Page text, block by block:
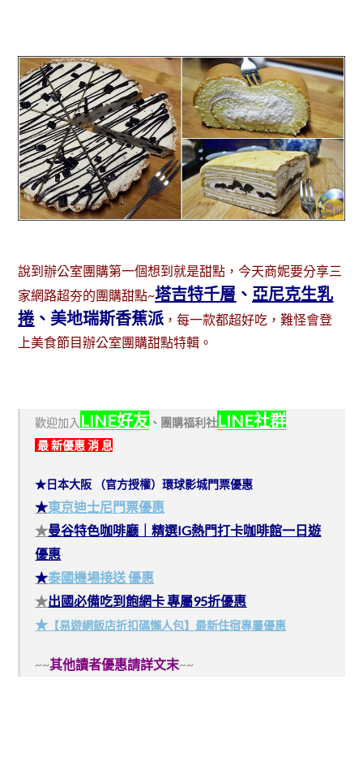
說到辦公室團購第一個想到就是甜點，今天商妮要分享三
家網路超夯的團購甜點~塔吉特千層 、 亞尼克生乳
捲、美地瑞斯香蕉派 ，每一款都超好吃，難怪會登
上美食節目辦公室團購甜點特輯。
歡迎加入 LINE好友 、 團購福利社LINE社群
最 新優惠 消 息
★日本大阪 （官方授權）環球影城門票優惠
★東京迪士尼門票優惠
★曼谷特色咖啡廳｜精選IG熱門打卡咖啡館一日遊
優惠
★泰國機場接送 優惠
★出國必備吃到飽網卡 專屬95折優惠
★ 【易遊網飯店折扣碼懶人包】最新住宿專屬優惠
~~其他讀者優惠請詳文末~~